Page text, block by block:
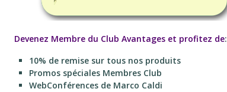
Devenez Membre du Club Avantages et profitez de:
10% de remise sur tous nos produits
Promos spéciales Membres Club
WebConférences de Marco Caldi